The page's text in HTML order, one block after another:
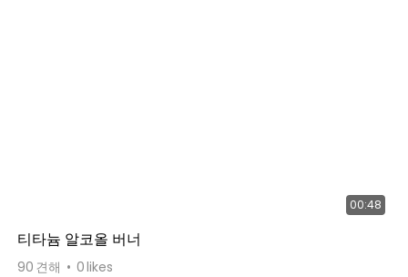
00:48
티타늄 알코올 버너
90 견해 0likes